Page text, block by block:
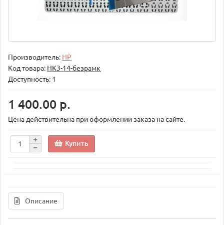
Производитель: HP
Код товара: НК3-14-безрамк
Доступность: 1
1 400.00 р.
Цена действительна при оформлении заказа на сайте.
Купить
Описание